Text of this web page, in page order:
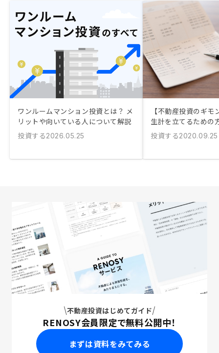
ワンルームマンション投資とは？ メ
リットや向いている人について解説
投資する2026.05.25
【不動産投資のギ
生計を立てるための
投資する2020.09.25
不動産投資はじめてガイド
RENOSY会員限定で無料公開中！
まずは資料をみてみる